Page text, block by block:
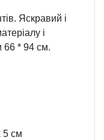
Яскравий і
і
66 * 94 см.
5 см